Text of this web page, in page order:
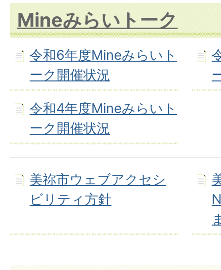
Mineみらいトーク
令和6年度Mineみらいト
ーク開催状況
令和4年度Mineみらいト
ーク開催状況
美祢市ウェブアクセシ
ビリティ方針